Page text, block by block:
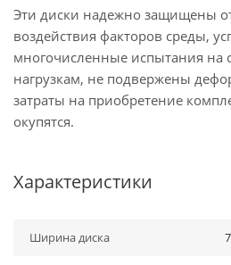
Эти диски надежно защищены
воздействия факторов среды,
многочисленные испытания на
нагрузкам, не подвержены
затраты на приобретение
окупятся.
Характеристики
Ширина диска 7